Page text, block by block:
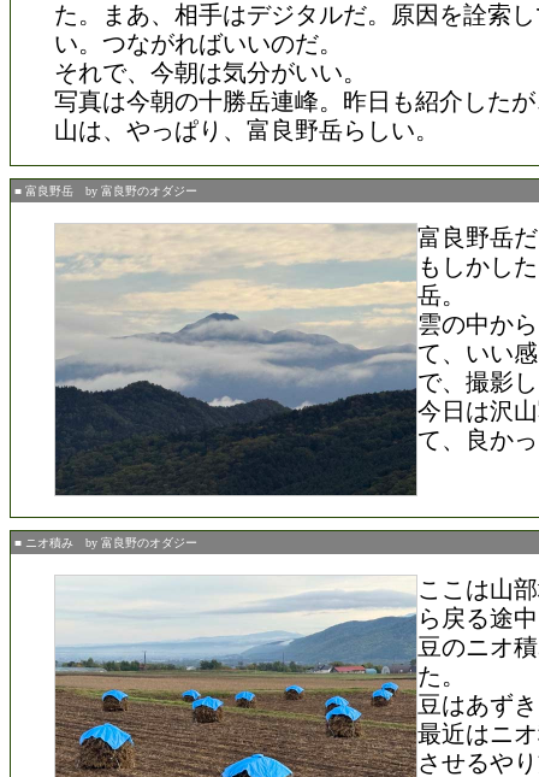
た。まあ、相手はデジタルだ。原因を詮索
い。つながればいいのだ。
それで、今朝は気分がいい。
写真は今朝の十勝岳連峰。昨日も紹介した
山は、やっぱり、富良野岳らしい。
■ 富良野岳 by 富良野のオダジー
富良野岳
もしかし
岳。
雲の中か
て、いい
で、撮影
今日は沢
て、良か
■ ニオ積み by 富良野のオダジー
ここは山
ら戻る途
豆のニオ
た。
豆はあず
最近はニ
させるや